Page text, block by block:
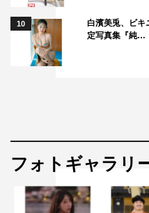
10
白濱美兎、ビ
定写真集『純…
フォトギャラリ